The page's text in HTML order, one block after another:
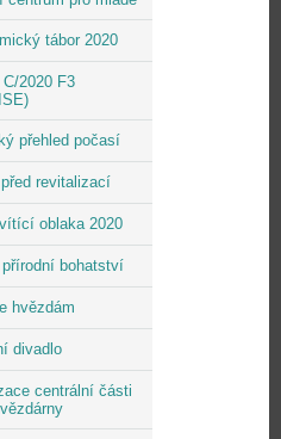
tábor 2020
C/2020 F3
přehled počasí
revitalizací
oblaka 2020
přírodní bohatství
hvězdám
divadlo
centrální části